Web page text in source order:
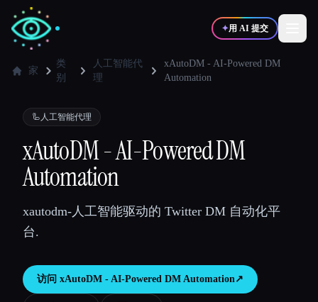
✦用 AI 提交
💻开发者 📈营销
博客
家
类
别
人工智能代
理
xAutoDM - AI-Powered DM
Automation
🦾 人工智能代理
xAutoDM - AI-Powered DM
Automation
xautodm-人工智能驱动的 Twitter DM 自动化平
台.
访问 xAutoDM - AI-Powered DM Automation↗︎